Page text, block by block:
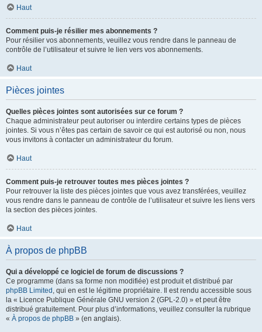
Haut
Comment puis-je résilier mes abonnements ?
Pour résilier vos abonnements, veuillez vous rendre dans le panneau de
contrôle de l’utilisateur et suivre le lien vers vos abonnements.
Haut
Pièces jointes
Quelles pièces jointes sont autorisées sur ce forum ?
Chaque administrateur peut autoriser ou interdire certains types de pièces
jointes. Si vous n’êtes pas certain de savoir ce qui est autorisé ou non, nous
vous invitons à contacter un administrateur du forum.
Haut
Comment puis-je retrouver toutes mes pièces jointes ?
Pour retrouver la liste des pièces jointes que vous avez transférées, veuillez
vous rendre dans le panneau de contrôle de l’utilisateur et suivre les liens vers
la section des pièces jointes.
Haut
À propos de phpBB
Qui a développé ce logiciel de forum de discussions ?
Ce programme (dans sa forme non modifiée) est produit et distribué par
phpBB Limited , qui en est le légitime propriétaire. Il est rendu accessible sous
la « Licence Publique Générale GNU version 2 (GPL-2.0) » et peut être
distribué gratuitement. Pour plus d’informations, veuillez consulter la rubrique
« À propos de phpBB » (en anglais).